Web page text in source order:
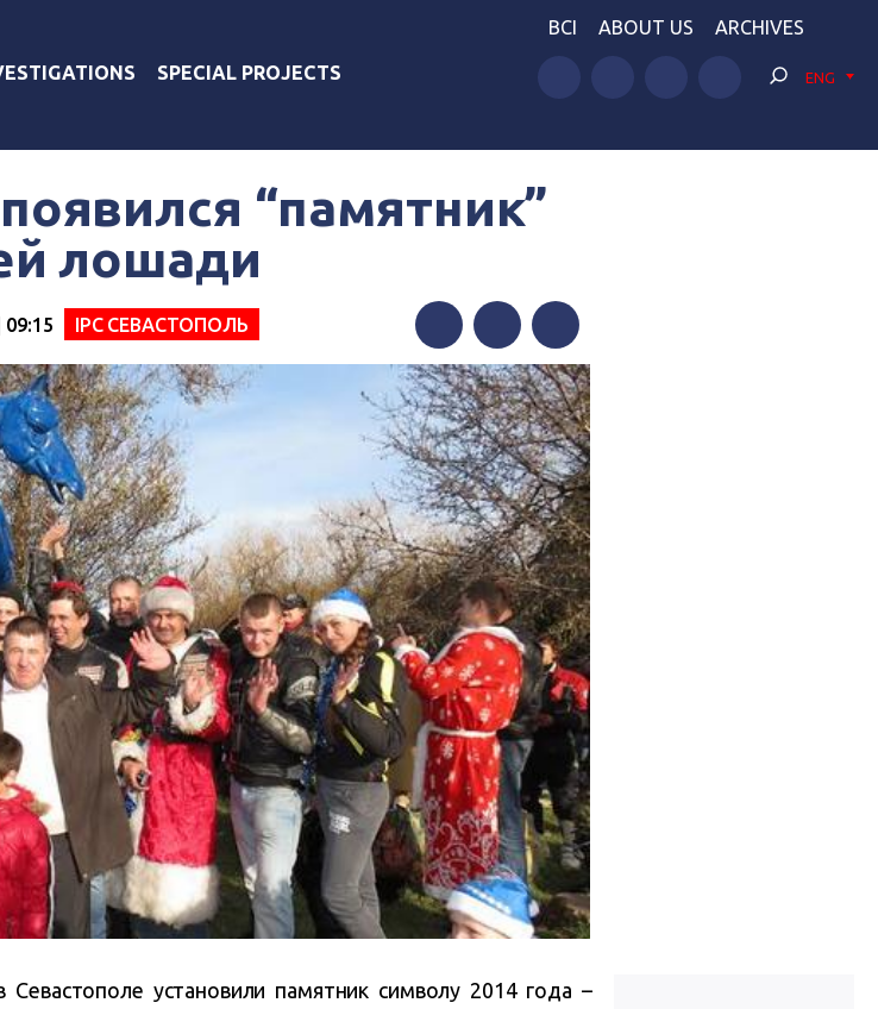
SPECIAL PROJECTS
BCI ABOUT US ARCHIVES
ENG
“памятник”
лошади
09:15 IPC СЕВАСТОПОЛЬ
FacebookTwitterTelegram
установили памятник символу 2014 года –